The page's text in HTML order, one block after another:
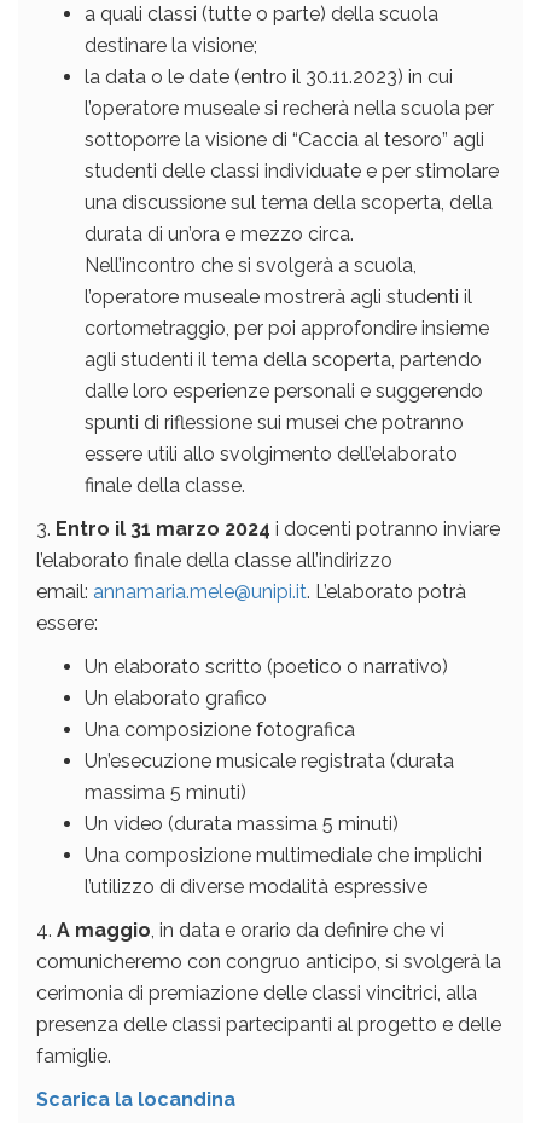
a quali classi (tutte o parte) della scuola
destinare la visione;
la data o le date (entro il 30.11.2023) in cui
l’operatore museale si recherà nella scuola per
sottoporre la visione di “Caccia al tesoro” agli
studenti delle classi individuate e per stimolare
una discussione sul tema della scoperta, della
durata di un’ora e mezzo circa.
Nell’incontro che si svolgerà a scuola,
l’operatore museale mostrerà agli studenti il
cortometraggio, per poi approfondire insieme
agli studenti il tema della scoperta, partendo
dalle loro esperienze personali e suggerendo
spunti di riflessione sui musei che potranno
essere utili allo svolgimento dell’elaborato
finale della classe.
3. Entro il 31 marzo 2024 i docenti potranno inviare
l’elaborato finale della classe all’indirizzo
email: annamaria.mele@unipi.it. L’elaborato potrà
essere:
Un elaborato scritto (poetico o narrativo)
Un elaborato grafico
Una composizione fotografica
Un’esecuzione musicale registrata (durata
massima 5 minuti)
Un video (durata massima 5 minuti)
Una composizione multimediale che implichi
l’utilizzo di diverse modalità espressive
4. A maggio , in data e orario da definire che vi
comunicheremo con congruo anticipo, si svolgerà la
cerimonia di premiazione delle classi vincitrici, alla
presenza delle classi partecipanti al progetto e delle
famiglie.
Scarica la locandina